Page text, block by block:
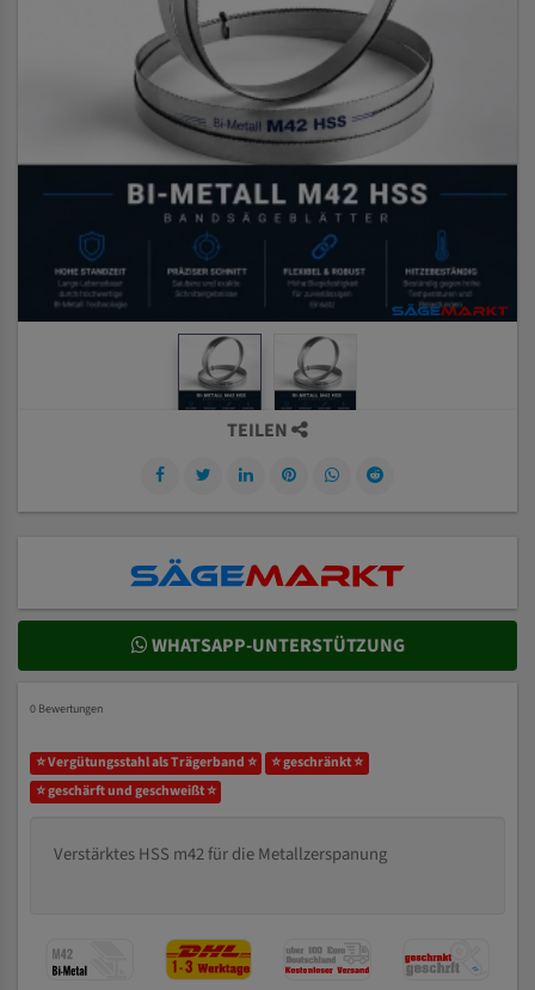
TEILEN
WHATSAPP-UNTERSTÜTZUNG
0 Bewertungen
⭐ Vergütungsstahl als Trägerband ⭐
⭐ geschränkt ⭐
⭐ geschärft und geschweißt ⭐
Verstärktes HSS m42 für die Metallzerspanung